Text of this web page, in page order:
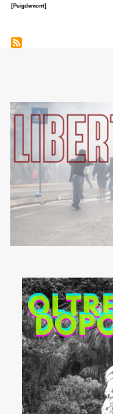
[Puigdemont]